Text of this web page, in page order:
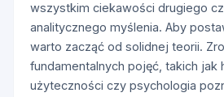
wszystkim ciekawości drugiego
analitycznego myślenia. Aby
warto zacząć od solidnej teorii.
fundamentalnych pojęć, takich jak
użyteczności czy psychologia